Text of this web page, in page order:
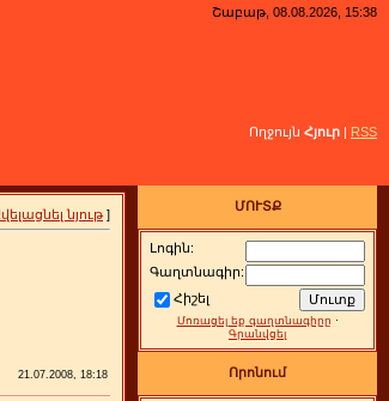
Շաբաթ, 08.08.2026, 15:38
Ողջույն Հյուր | RSS
նյութ ]
21.07.2008, 18:18
ՄՈՒՏՔ
Լոգին:
Գաղտնագիր:
Հիշել
Մոռացել եք գաղտնագիրը ·
Գրանվցել
Որոնում